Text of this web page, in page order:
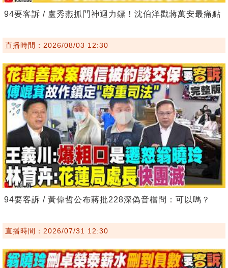
94要客訴 / 盧秀燕抓門神迴力鏢！沈伯洋戳蔣萬安最痛點
直播時間：2026/08/03 12:30
94要客訴 / 黃偉哲公布蔣批228深偽音檔問：可以嗎？
直播時間：2026/07/31 12:30